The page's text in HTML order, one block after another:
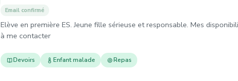
Email confirmé
Elève en première ES. Jeune fille sérieuse et responsable. Mes
à me contacter
Devoirs Enfant malade Repas